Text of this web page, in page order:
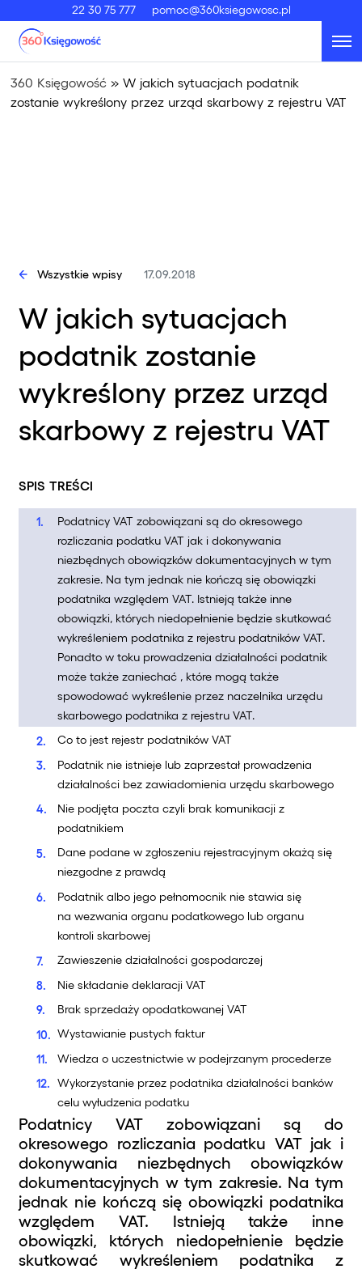
22 30 75 777 pomoc@360ksiegowosc.pl
360 Księgowość »W jakich sytuacjach podatnik
zostanie wykreślony przez urząd skarbowy z rejestru VAT
Wszystkie wpisy 17.09.2018
W jakich sytuacjach
podatnik zostanie
wykreślony przez urząd
skarbowy z rejestru VAT
SPIS TREŚCI
Podatnicy VAT zobowiązani są do okresowego
rozliczania podatku VAT jak i dokonywania
niezbędnych obowiązków dokumentacyjnych w tym
zakresie. Na tym jednak nie kończą się obowiązki
podatnika względem VAT. Istnieją także inne
obowiązki, których niedopełnienie będzie skutkować
wykreśleniem podatnika z rejestru podatników VAT.
Ponadto w toku prowadzenia działalności podatnik
może także zaniechać , które mogą także
spowodować wykreślenie przez naczelnika urzędu
skarbowego podatnika z rejestru VAT.
Co to jest rejestr podatników VAT
Podatnik nie istnieje lub zaprzestał prowadzenia
działalności bez zawiadomienia urzędu skarbowego
Nie podjęta poczta czyli brak komunikacji z
podatnikiem
Dane podane w zgłoszeniu rejestracyjnym okażą się
niezgodne z prawdą
Podatnik albo jego pełnomocnik nie stawia się
na wezwania organu podatkowego lub organu
kontroli skarbowej
Zawieszenie działalności gospodarczej
Nie składanie deklaracji VAT
Brak sprzedaży opodatkowanej VAT
Wystawianie pustych faktur
Wiedza o uczestnictwie w podejrzanym procederze
Wykorzystanie przez podatnika działalności banków
celu wyłudzenia podatku
Podatnicy VAT zobowiązani są do
okresowego rozliczania podatku VAT jak i
dokonywania niezbędnych obowiązków
dokumentacyjnych w tym zakresie. Na tym
jednak nie kończą się obowiązki podatnika
względem VAT. Istnieją także inne
obowiązki, których niedopełnienie będzie
skutkować wykreśleniem podatnika z